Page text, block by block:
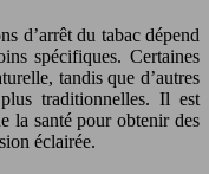
d’arrêt du tabac dépend
spécifiques. Certaines
tandis que d’autres
traditionnelles. Il est
la santé pour obtenir des
éclairée.